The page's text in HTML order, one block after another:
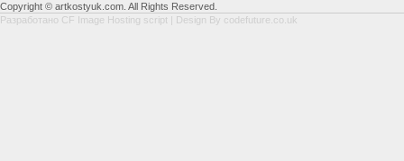
Copyright © artkostyuk.com. All Rights Reserved.
Разработано CF Image Hosting script | Design By codefuture.co.uk